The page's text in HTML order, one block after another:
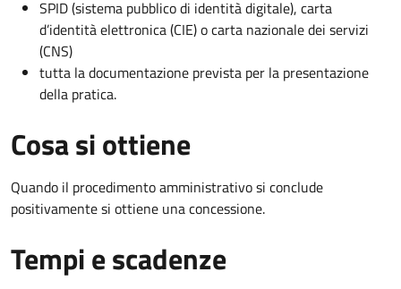
SPID (sistema pubblico di identità digitale), carta
d’identità elettronica (CIE) o carta nazionale dei servizi
(CNS)
tutta la documentazione prevista per la presentazione
della pratica.
Cosa si ottiene
Quando il procedimento amministrativo si conclude
positivamente si ottiene una concessione.
Tempi e scadenze